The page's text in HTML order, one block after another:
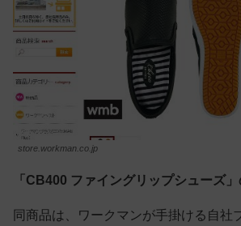
store.workman.co.jp
「CB400 ファイングリップシューズ
同商品は、ワークマンが手掛ける自社